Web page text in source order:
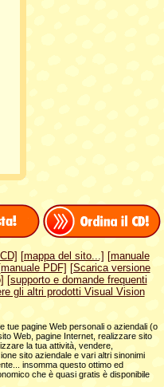
[mappa del sito...] [manuale
[manuale PDF] [Scarica versione
[supporto e domande frequenti
gli altri prodotti Visual Vision
tue pagine Web personali o aziendali (o
Web, pagine Internet, realizzare sito
la tua attività, vendere,
sito aziendale e vari altri sinonimi
insomma questo ottimo ed
che è quasi gratis è disponibile